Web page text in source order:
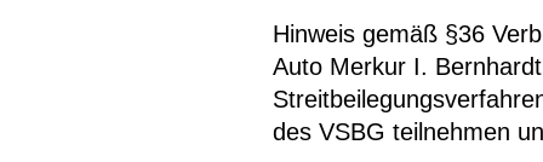
Hinweis gemäß §36
Auto Merkur I.
des VSBG teilnehmen